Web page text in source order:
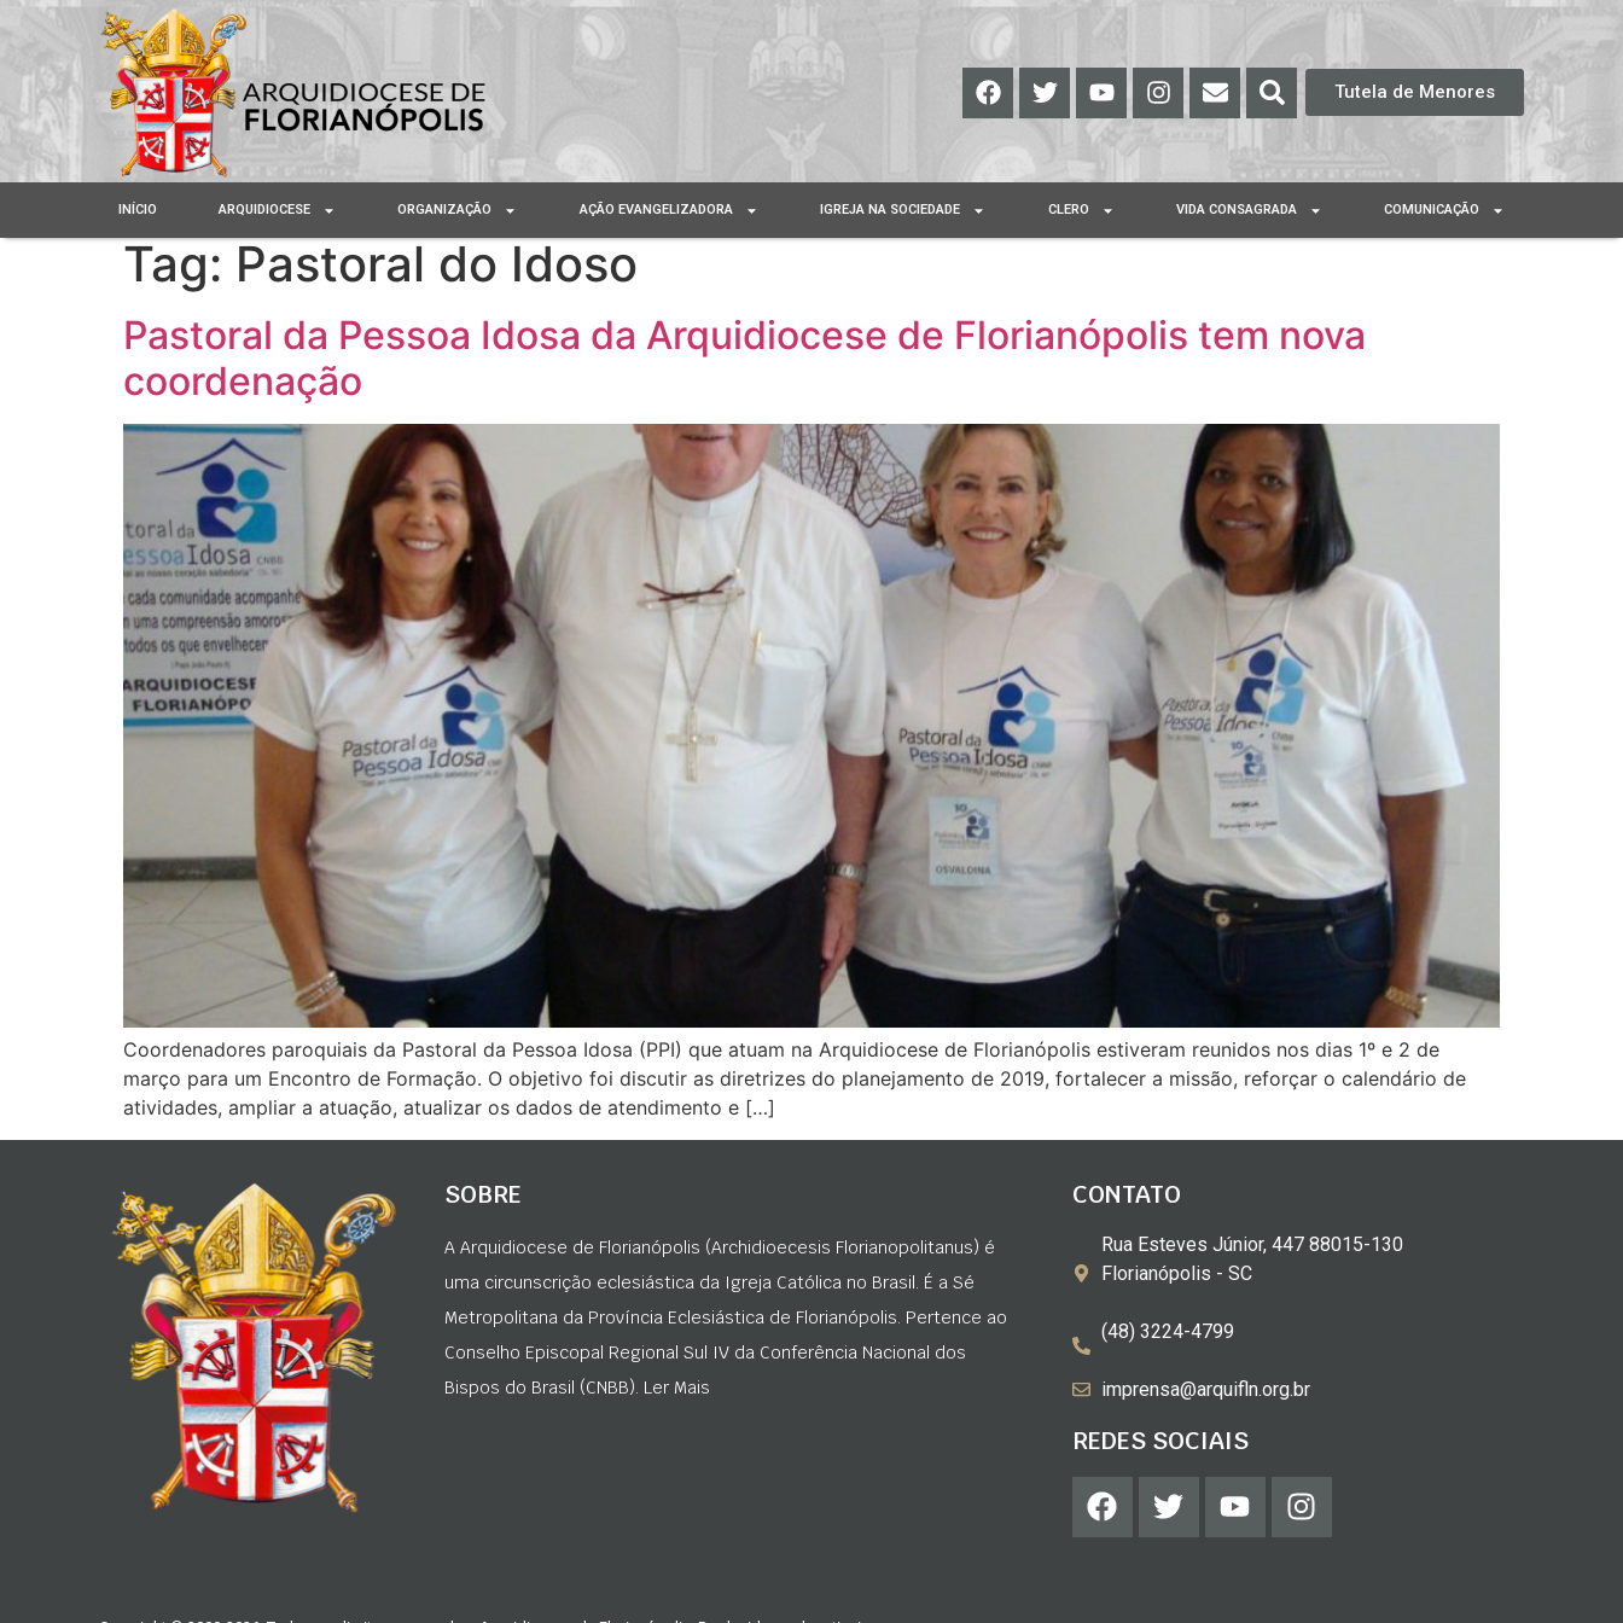
Tutela de Menores
INÍCIO ARQUIDIOCESE ORGANIZAÇÃO AÇÃO EVANGELIZADORA IGREJA NA SOCIEDADE CLERO VIDA CONSAGRADA COMUNICAÇÃO
Tag: Pastoral do Idoso
Pastoral da Pessoa Idosa da Arquidiocese de Florianópolis tem nova
coordenação
Coordenadores paroquiais da Pastoral da Pessoa Idosa (PPI) que atuam na Arquidiocese de Florianópolis estiveram reunidos nos dias 1º e 2 de
março para um Encontro de Formação. O objetivo foi discutir as diretrizes do planejamento de 2019, fortalecer a missão, reforçar o calendário de
atividades, ampliar a atuação, atualizar os dados de atendimento e […]
SOBRE
A Arquidiocese de Florianópolis (Archidioecesis Florianopolitanus) é
uma circunscrição eclesiástica da Igreja Católica no Brasil. É a Sé
Metropolitana da Província Eclesiástica de Florianópolis. Pertence ao
Conselho Episcopal Regional Sul IV da Conferência Nacional dos
Bispos do Brasil (CNBB). Ler Mais
CONTATO
Rua Esteves Júnior, 447 88015-130
Florianópolis - SC
(48) 3224-4799
imprensa@arquifln.org.br
REDES SOCIAIS